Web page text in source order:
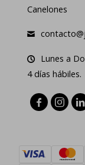
Canelones
Lunes a
4 días hábiles.
  